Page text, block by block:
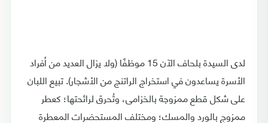
لدى السيدة بلحاف الآن 15 موظفًا (ولا يزال العديد من أفراد
الأسرة يساعدون في استخراج الراتنج من الأشجار). تبيع اللبان
على شكل قطع ممزوجة بالخزامى، وتُحرق لرائحتها؛ كعطر
ممزوج بالورد والمسك؛ ومختلف المستحضرات المعطرة